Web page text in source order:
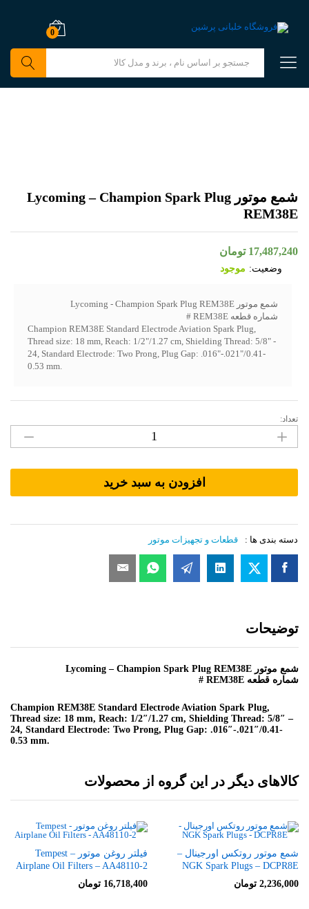
0
شمع موتور Lycoming – Champion Spark Plug
REM38E
17,487,240 تومان
وضعیت: موجود
شمع موتور Lycoming - Champion Spark Plug REM38E
شماره قطعه REM38E #
Champion REM38E Standard Electrode Aviation Spark Plug,
Thread size: 18 mm, Reach: 1/2"/1.27 cm, Shielding Thread: 5/8" -
24, Standard Electrode: Two Prong, Plug Gap: .016"-.021"/0.41-
0.53 mm.
مقدار
شمع
موتور
Lycoming
Spark
تعداد:
افزودن به سبد خرید
دسته بندی ها : قطعات و تجهیزات موتور
توضیحات
شمع موتور Lycoming – Champion Spark Plug REM38E
شماره قطعه REM38E #
Champion REM38E Standard Electrode Aviation Spark Plug,
Thread size: 18 mm, Reach: 1/2″/1.27 cm, Shielding Thread: 5/8″ –
24, Standard Electrode: Two Prong, Plug Gap: .016″-.021″/0.41-
0.53 mm.
کالاهای دیگر در این گروه از محصولات
شمع موتور روتکس اورجینال –
NGK Spark Plugs – DCPR8E
2,236,000 تومان
فیلتر روغن موتور – Tempest
Airplane Oil Filters – AA48110-2
16,718,400 تومان